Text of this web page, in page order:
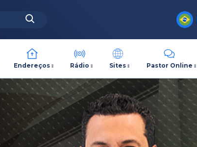
Endereços Rádio Sites Pastor Online